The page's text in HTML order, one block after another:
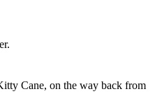
Cane, on the way back from